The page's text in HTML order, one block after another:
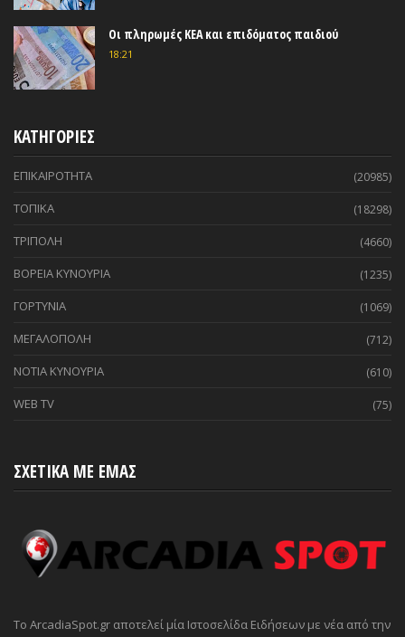
Οι πληρωμές ΚΕΑ και επιδόματος παιδιού
18:21
ΚΑΤΗΓΟΡΙΕΣ
ΕΠΙΚΑΙΡΟΤΗΤΑ (20985)
ΤΟΠΙΚΑ (18298)
ΤΡΙΠΟΛΗ (4660)
ΒΟΡΕΙΑ ΚΥΝΟΥΡΙΑ (1235)
ΓΟΡΤΥΝΙΑ (1069)
ΜΕΓΑΛΟΠΟΛΗ (712)
ΝΟΤΙΑ ΚΥΝΟΥΡΙΑ (610)
WEB TV (75)
ΣΧΕΤΙΚΑ ΜΕ ΕΜΑΣ
Το ArcadiaSpot.gr αποτελεί μία Ιστοσελίδα Ειδήσεων με νέα από την